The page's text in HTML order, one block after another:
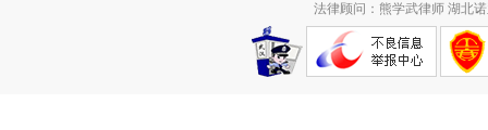
法律顾问：熊学武律师 湖北